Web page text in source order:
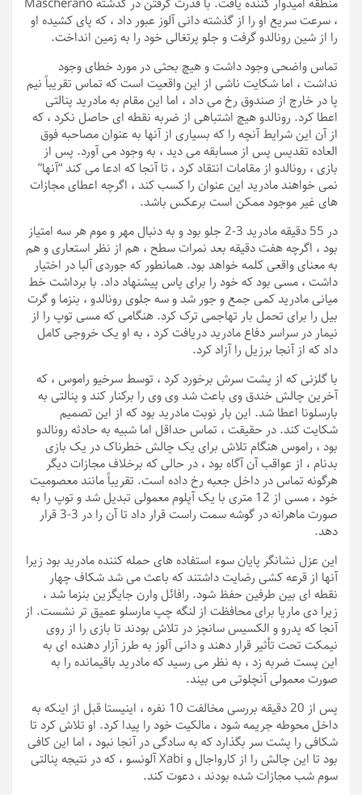
، سرعت سریع او را از گذشته دانی آلوز عبور داد ، که پای کشیده او
را از شین رونالدو گرفت و جلو پرتغالی خود را به زمین انداخت.
تماس واضحی وجود داشت و هیچ بحثی در مورد خطای وجود
نداشت ، اما شکایت ناشی از این واقعیت است که تماس تقریباً نیم
پا در خارج از صندوق رخ می داد ، اما این مقام به مادرید پنالتی
اعطا کرد. رونالدو هیچ اشتباهی از ضربه نقطه ای حاصل نکرد ، که
از آن این شرایط آنچه را که بسیاری از آنها به عنوان مصاحبه فوق
العاده تقدیس پس از مسابقه می دید ، به وجود می آورد. پس از
بازی ، رونالدو از مقامات انتقاد کرد ، تا آنجا که ادعا می کند “آنها”
نمی خواهند مادرید این عنوان را کسب کند ، اگرچه اعطای مجازات
های غیر موجود ممکن است برعکس باشد.
در 55 دقیقه مادرید 3-2 جلو بود و به دنبال مهر و موم هر سه امتیاز
بود ، اگرچه هفت دقیقه بعد نمرات سطح ، هم از نظر استعاری و هم
به معنای واقعی کلمه خواهد بود. همانطور که جوردی آلبا در اختیار
داشت ، مسی بود که خود را برای پاس پیشنهاد داد. با برداشت خط
میانی مادرید کمی جمع و جور شد و سه جلوی رونالدو ، بنزما و گرت
بیل را برای تحمل بار تهاجمی ترک کرد. هنگامی که مسی توپ را از
نیمار در سراسر دفاع مادرید دریافت کرد ، به او یک خروجی کامل
داد که از آنجا برزیل را آزاد کرد.
با گلزنی که از پشت سرش برخورد کرد ، توسط سرخیو راموس ، که
آخرین چالش خندق وی باعث شد وی وی را برکنار کند و پنالتی به
بارسلونا اعطا شد. این بار نوبت مادرید بود که از این تصمیم
شکایت کند. در حقیقت ، تماس حداقل اما شبیه به حادثه رونالدو
بود ، راموس هنگام تلاش برای یک چالش خطرناک در یک بازی
بدنام ، از عواقب آن آگاه بود ، در حالی که برخلاف مجازات دیگر
هرگونه تماس در داخل جعبه رخ داده است. تقریباً مانند معصومیت
خود ، مسی از 12 متری با یک آپلوم معمولی تبدیل شد و توپ را به
صورت ماهرانه در گوشه سمت راست قرار داد تا آن را در 3-3 قرار
دهد.
این عزل نشانگر پایان سوء استفاده های حمله کننده مادرید بود زیرا
آنها از قرعه کشی رضایت داشتند که باعث می شد شکاف چهار
نقطه ای بین طرفین حفظ شود. رافائل وارن جایگزین بنزما شد ،
زیرا دی ماریا برای محافظت از لنگه چپ مارسلو عمیق تر نشست. از
آنجا که پدرو و الکسیس سانچز در تلاش بودند تا بازی را از روی
نیمکت تحت تأثیر قرار دهند و دانی آلوز به طرز آزار دهنده ای به
این پست ضربه زد ، به نظر می رسید که مادرید باقیمانده را به
صورت معمولی آنچلوتی می بیند.
پس از 20 دقیقه بررسی مخالفت 10 نفره ، اینیستا قبل از اینکه به
داخل محوطه جریمه شود ، مالکیت خود را پیدا کرد. او تلاش کرد تا
شکافی را پشت سر بگذارد که به سادگی در آنجا نبود ، اما این کافی
بود تا این چالش را از کارواجال و Xabi آلونسو ، که در نتیجه پنالتی
سوم شب مجازات شده بودند ، دعوت کند.